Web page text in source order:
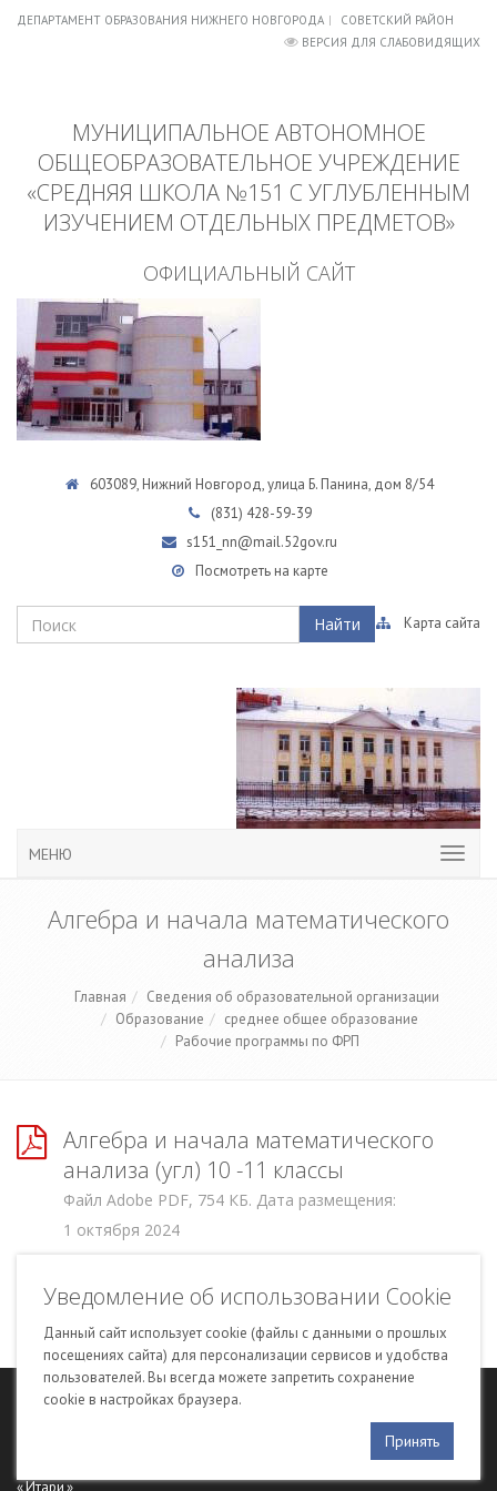
Уведомление об использовании Cookie
Данный сайт использует cookie (файлы с данными о прошлых
посещениях сайта) для персонализации сервисов и удобства
пользователей. Вы всегда можете запретить сохранение
cookie в настройках браузера.
Принять
ДЕПАРТАМЕНТ ОБРАЗОВАНИЯ НИЖНЕГО НОВГОРОДА
СОВЕТСКИЙ РАЙОН
ВЕРСИЯ ДЛЯ СЛАБОВИДЯЩИХ
МУНИЦИПАЛЬНОЕ АВТОНОМНОЕ
ОБЩЕОБРАЗОВАТЕЛЬНОЕ УЧРЕЖДЕНИЕ
«СРЕДНЯЯ ШКОЛА №151 С УГЛУБЛЕННЫМ
ИЗУЧЕНИЕМ ОТДЕЛЬНЫХ ПРЕДМЕТОВ»
ОФИЦИАЛЬНЫЙ САЙТ
603089, Нижний Новгород, улица Б. Панина, дом 8/54
(831) 428-59-39
s151_nn@mail.52gov.ru
Посмотреть на карте
Карта сайта
Найти
МЕНЮ
Алгебра и начала математического
анализа
Главная
Сведения об образовательной организации
Образование
среднее общее образование
Рабочие программы по ФРП
Алгебра и начала математического
анализа (угл) 10 -11 классы
Файл Adobe PDF, 754 КБ. Дата размещения:
1 октября 2024
Файл Adobe PDF, 818 КБ. Дата размещения:
8 сентября 2023
© 2015–2025 МАОУ СШ № 151 с углубленным изучением отдельных
Сетевые экспертные системы» на платформе
«Итари»